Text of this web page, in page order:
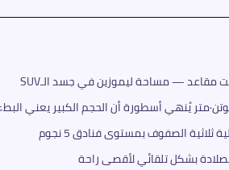
بشكل تلقائي لأقصى راحة